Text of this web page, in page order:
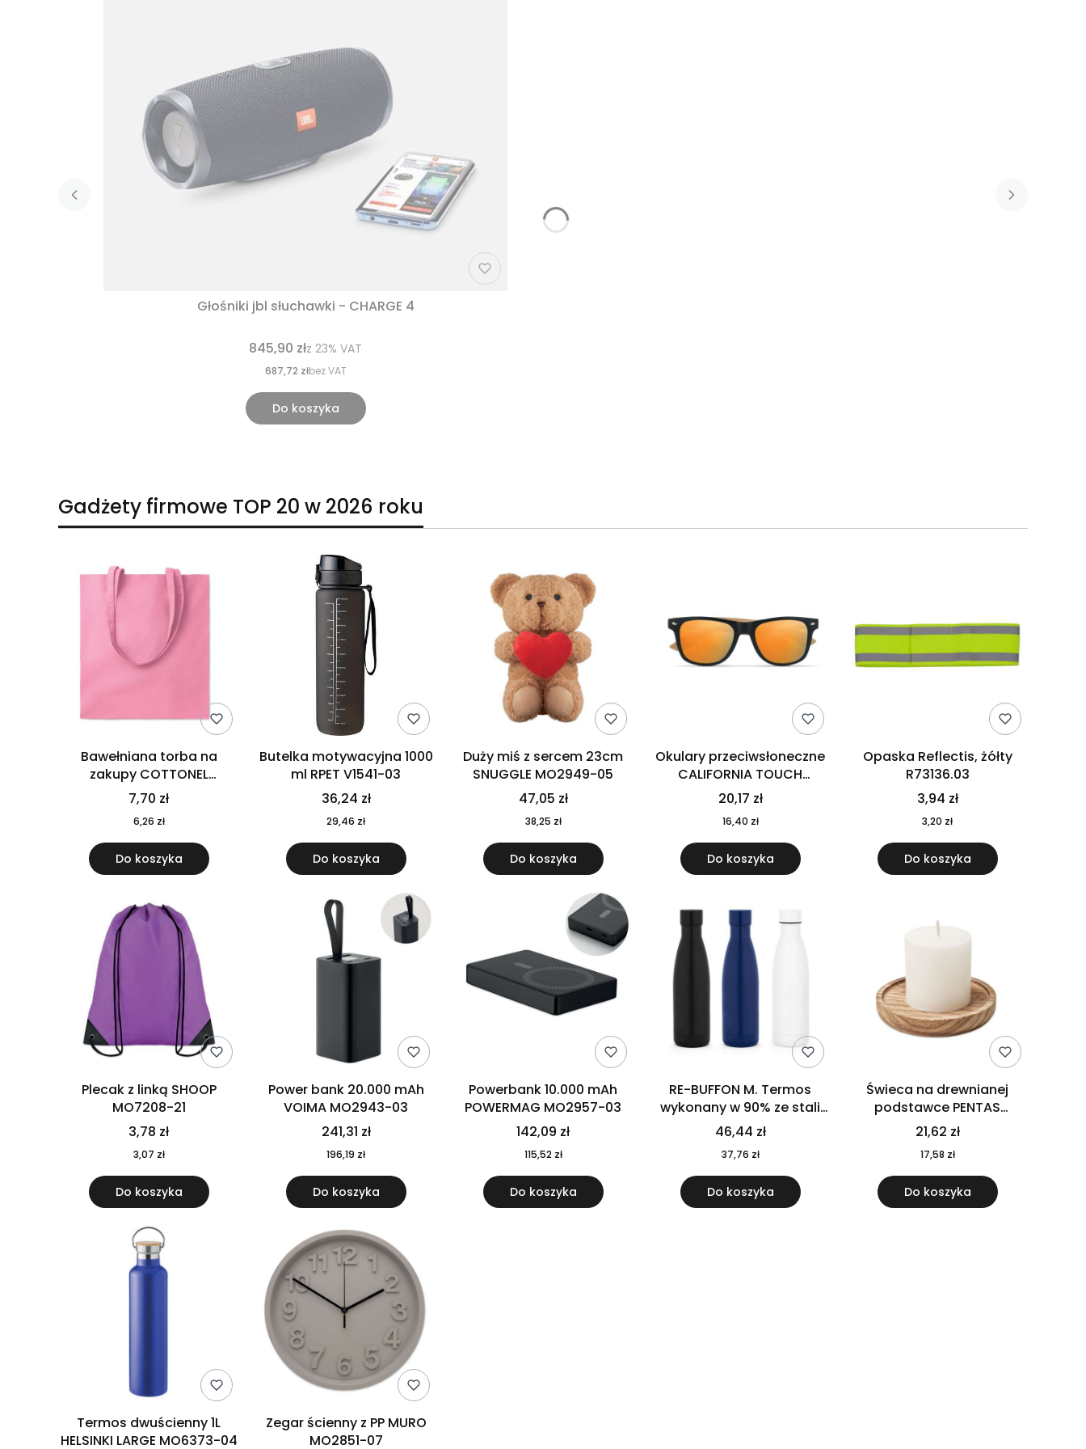
Głośniki jbl słuchawki - CHARGE 4
845,90 złz 23% VAT
687,72 złbez VAT
Do koszyka
Gadżety firmowe TOP 20 w 2026 roku
Bawełniana torba na
zakupy COTTONEL
COLOUR++ MO9846-11
7,70 zł
6,26 zł
Do koszyka
Butelka motywacyjna 1000
ml RPET V1541-03
36,24 zł
29,46 zł
Do koszyka
Duży miś z sercem 23cm
SNUGGLE MO2949-05
47,05 zł
38,25 zł
Do koszyka
Okulary przeciwsłoneczne
CALIFORNIA TOUCH
MO9617-10
20,17 zł
16,40 zł
Do koszyka
Opaska Reflectis, żółty
R73136.03
3,94 zł
3,20 zł
Do koszyka
Plecak z linką SHOOP
MO7208-21
3,78 zł
3,07 zł
Do koszyka
Power bank 20.000 mAh
VOIMA MO2943-03
241,31 zł
196,19 zł
Do koszyka
Powerbank 10.000 mAh
POWERMAG MO2957-03
142,09 zł
115,52 zł
Do koszyka
RE-BUFFON M. Termos
wykonany w 90% ze stali
nierdzewnej pochodzącej z
recyklingu 520 ml 94294
46,44 zł
37,76 zł
Do koszyka
Świeca na drewnianej
podstawce PENTAS
MO6282-40
21,62 zł
17,58 zł
Do koszyka
Termos dwuścienny 1L
HELSINKI LARGE MO6373-04
Zegar ścienny z PP MURO
MO2851-07